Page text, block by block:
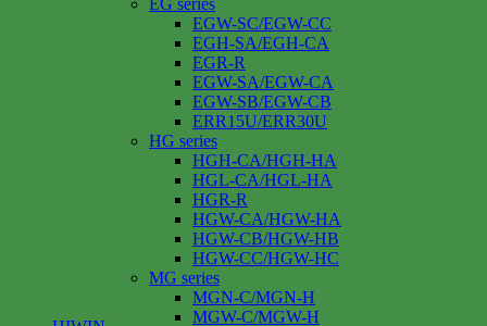
EGW-SC/EGW-CC
EGH-SA/EGH-CA
EGR-R
EGW-SA/EGW-CA
EGW-SB/EGW-CB
ERR15U/ERR30U
HG series
HGH-CA/HGH-HA
HGL-CA/HGL-HA
HGR-R
HGW-CA/HGW-HA
HGW-CB/HGW-HB
HGW-CC/HGW-HC
MG series
MGN-C/MGN-H
MGW-C/MGW-H